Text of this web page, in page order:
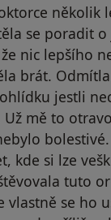
několik
se poradit
nic lepšího
brát.
jestli
mě to
kde si lze
tuto
se ho